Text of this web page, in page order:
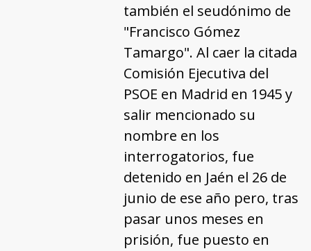
también el seudónimo de
"Francisco Gómez
Tamargo". Al caer la citada
Comisión Ejecutiva del
PSOE en Madrid en 1945 y
salir mencionado su
nombre en los
interrogatorios, fue
detenido en Jaén el 26 de
junio de ese año pero, tras
pasar unos meses en
prisión, fue puesto en